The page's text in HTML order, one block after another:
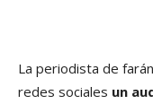
La periodista de
redes sociales un